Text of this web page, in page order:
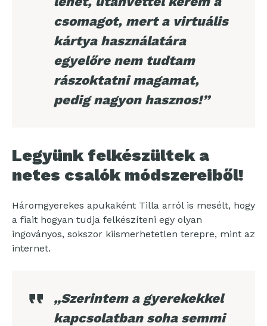
csomagot, mert a virtuális
kártya használatára
egyelőre nem tudtam
rászoktatni magamat,
pedig nagyon hasznos!”
Legyünk felkészültek a
netes csalók módszereiből!
Háromgyerekes apukaként Tilla arról is mesélt, hogy
a fiait hogyan tudja felkészíteni egy olyan
ingoványos, sokszor kiismerhetetlen terepre, mint az
internet.
„Szerintem a gyerekekkel
kapcsolatban soha semmi